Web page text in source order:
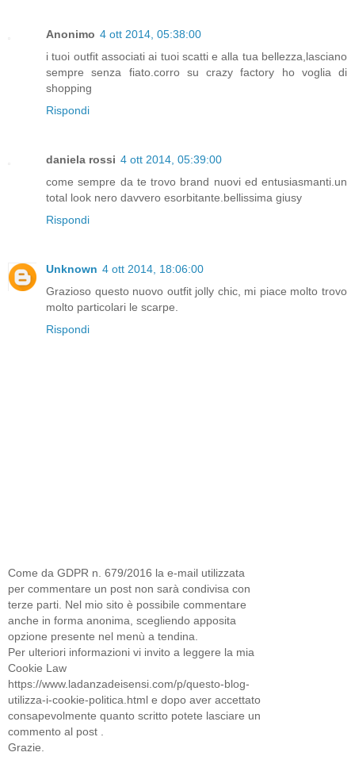
Anonimo 4 ott 2014, 05:38:00
i tuoi outfit associati ai tuoi scatti e alla tua bellezza,lasciano
sempre senza fiato.corro su crazy factory ho voglia di
shopping
Rispondi
daniela rossi 4 ott 2014, 05:39:00
come sempre da te trovo brand nuovi ed entusiasmanti.un
total look nero davvero esorbitante.bellissima giusy
Rispondi
Unknown 4 ott 2014, 18:06:00
Grazioso questo nuovo outfit jolly chic, mi piace molto trovo
molto particolari le scarpe.
Rispondi
Come da GDPR n. 679/2016 la e-mail utilizzata
per commentare un post non sarà condivisa con
terze parti. Nel mio sito è possibile commentare
anche in forma anonima, scegliendo apposita
opzione presente nel menù a tendina.
Per ulteriori informazioni vi invito a leggere la mia
Cookie Law
https://www.ladanzadeisensi.com/p/questo-blog-
utilizza-i-cookie-politica.html e dopo aver accettato
consapevolmente quanto scritto potete lasciare un
commento al post .
Grazie.